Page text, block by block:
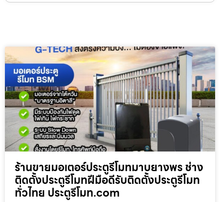
ร้านขายมอเตอร์ประตูรีโมทมาบยางพร ช่าง
ติดตั้งประตูรีโมทฝีมือดีรับติดตั้งประตูรีโมท
ทั่วไทย ประตูรีโมท.com